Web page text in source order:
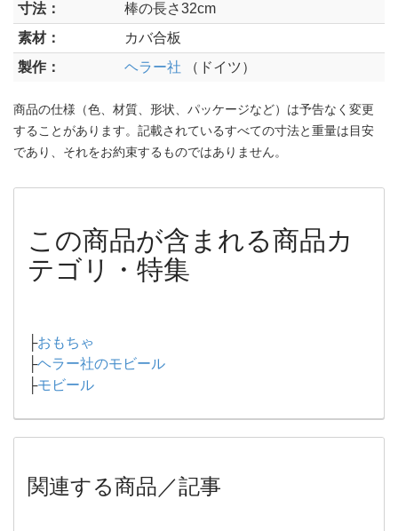
寸法：
棒の長さ32cm
素材：
カバ合板
製作：
ヘラー社 （ドイツ）
商品の仕様（色、材質、形状、パッケージなど）は予告なく変更
することがあります。記載されているすべての寸法と重量は目安
であり、それをお約束するものではありません。
この商品が含まれる商品カ
テゴリ・特集
├おもちゃ
├ヘラー社のモビール
├モビール
関連する商品／記事